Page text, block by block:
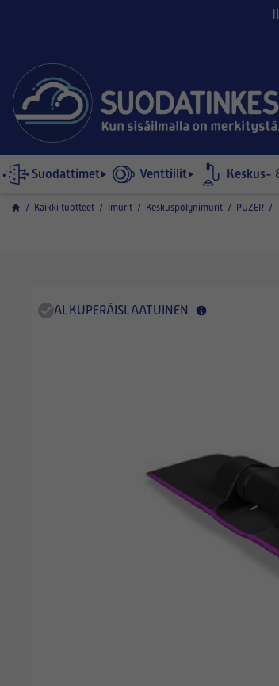
Suodattimet Venttiilit Keskus-
/ Kaikki tuotteet / Imurit / Keskuspölynimurit / PUZER /
ALKUPERÄISLAATUINEN